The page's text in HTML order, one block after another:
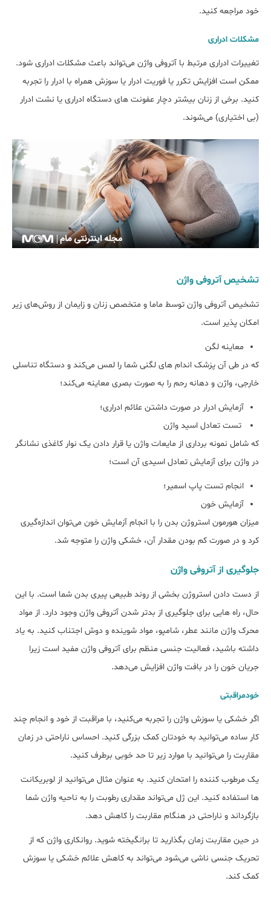
خود مراجعه کنید.
مشکلات ادراری
تغییرات ادراری مرتبط با آتروفی واژن می‌تواند باعث مشکلات ادراری شود.
ممکن است افزایش تکرر یا فوریت ادرار یا سوزش همراه با ادرار را تجربه
کنید. برخی از زنان بیشتر دچار عفونت های دستگاه ادراری یا نشت ادرار
(بی اختیاری) می‌شوند.
تشخیص آتروفی واژن
تشخیص آتروفی واژن توسط ماما و متخصص زنان و زایمان از روش‌های زیر
امکان پذیر است.
معاینه لگن
که در طی آن پزشک اندام های لگنی شما را لمس می‌کند و دستگاه تناسلی
خارجی، واژن و دهانه رحم را به صورت بصری معاینه می‌کند؛
آزمایش ادرار در صورت داشتن علائم ادراری؛
تست تعادل اسید واژن
که شامل نمونه برداری از مایعات واژن یا قرار دادن یک نوار کاغذی نشانگر
در واژن برای آزمایش تعادل اسیدی آن است؛
انجام تست پاپ اسمیر؛
آزمایش خون
میزان هورمون استروژن بدن را با انجام آزمایش خون می‌توان اندازه‌گیری
کرد و در صورت کم بودن مقدار آن، خشکی واژن را متوجه شد.
جلوگیری از آتروفی واژن
از دست دادن استروژن بخشی از روند طبیعی پیری بدن شما است. با این
حال، راه هایی برای جلوگیری از بدتر شدن آتروفی واژن وجود دارد. از مواد
محرک واژن مانند عطر، شامپو، مواد شوینده و دوش اجتناب کنید. به یاد
داشته باشید، فعالیت جنسی منظم برای آتروفی واژن مفید است زیرا
جریان خون را در بافت واژن افزایش می‌دهد.
خودمراقبتی
اگر خشکی یا سوزش واژن را تجربه می‌کنید، با مراقبت از خود و انجام چند
کار ساده می‌توانید به خودتان کمک بزرگی کنید. احساس ناراحتی در زمان
مقاربت را می‌توانید با موارد زیر تا حد خوبی برطرف کنید.
یک مرطوب کننده را امتحان کنید. به عنوان مثال می‌توانید از لوبریکانت
ها استفاده کنید. این ژل می‌تواند مقداری رطوبت را به ناحیه واژن شما
بازگرداند و ناراحتی در هنگام مقاربت را کاهش دهد.
در حین مقاربت زمان بگذارید تا برانگیخته شوید. روانکاری واژن که از
تحریک جنسی ناشی می‌شود می‌تواند به کاهش علائم خشکی یا سوزش
کمک کند.